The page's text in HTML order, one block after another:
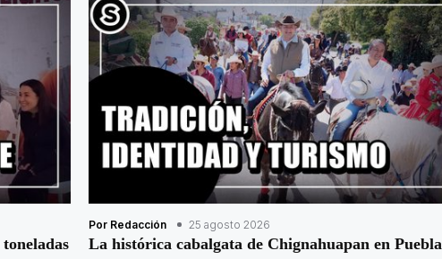
Por Redacción 25 agosto 2026
La histórica cabalgata de Chignahuapan en Puebla